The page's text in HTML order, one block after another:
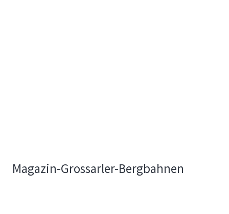
Magazin-Grossarler-Bergbahnen